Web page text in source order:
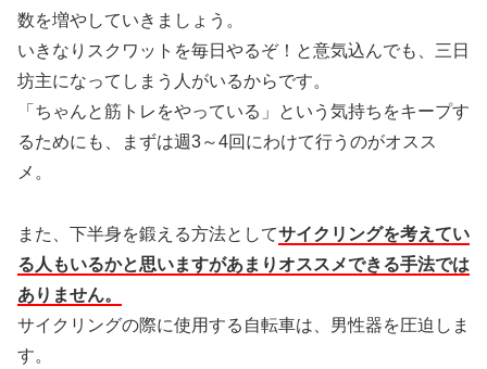
数を増やしていきましょう。
いきなりスクワットを毎日やるぞ！と意気込んでも、三日
坊主になってしまう人がいるからです。
「ちゃんと筋トレをやっている」という気持ちをキープす
るためにも、まずは週3～4回にわけて行うのがオスス
メ。
また、下半身を鍛える方法としてサイクリングを考えてい
る人もいるかと思いますがあまりオススメできる手法では
ありません。
サイクリングの際に使用する自転車は、男性器を圧迫しま
す。